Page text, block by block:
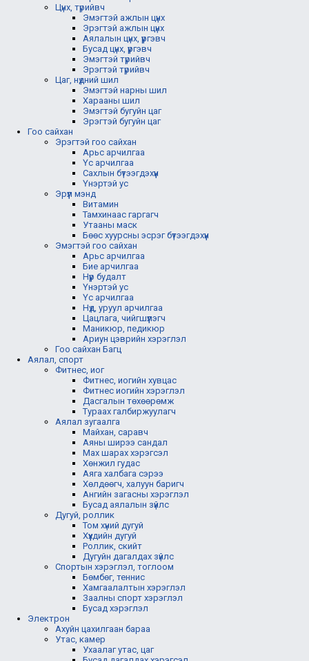
Цүнх, түрийвч
Эмэгтэй ажлын цүнх
Эрэгтэй ажлын цүнх
Аялалын цүнх, үүргэвч
Бусад цүнх, үүргэвч
Эмэгтэй түрийвч
Эрэгтэй түрийвч
Цаг, нүдний шил
Эмэгтэй нарны шил
Харааны шил
Эмэгтэй бугуйн цаг
Эрэгтэй бугуйн цаг
Гоо сайхан
Эрэгтэй гоо сайхан
Арьс арчилгаа
Үс арчилгаа
Сахлын бүтээгдэхүүн
Үнэртэй ус
Эрүүл мэнд
Витамин
Тамхинаас гаргагч
Утааны маск
Бөөс хуурсны эсрэг бүтээгдэхүүн
Эмэгтэй гоо сайхан
Арьс арчилгаа
Бие арчилгаа
Нүүр будалт
Үнэртэй ус
Үс арчилгаа
Нүд, уруул арчилгаа
Цацлага, чийгшүүлэгч
Маникюр, педикюр
Ариун цэврийн хэрэглэл
Гоо сайхан Багц
Аялал, спорт
Фитнес, иог
Фитнес, иогийн хувцас
Фитнес иогийн хэрэглэл
Дасгалын төхөөрөмж
Тураах галбиржуулагч
Аялал зугаалга
Майхан, саравч
Аяны ширээ сандал
Мах шарах хэрэгсэл
Хөнжил гудас
Аяга халбага сэрээ
Хөлдөөгч, халуун баригч
Ангийн загасны хэрэглэл
Бусад аялалын зүйлс
Дугуй, роллик
Том хүний дугуй
Хүүхдийн дугуй
Роллик, скийт
Дугуйн дагалдах зүйлс
Спортын хэрэглэл, тоглоом
Бөмбөг, теннис
Хамгаалалтын хэрэглэл
Заалны спорт хэрэглэл
Бусад хэрэглэл
Электрон
Ахуйн цахилгаан бараа
Утас, камер
Ухаалаг утас, цаг